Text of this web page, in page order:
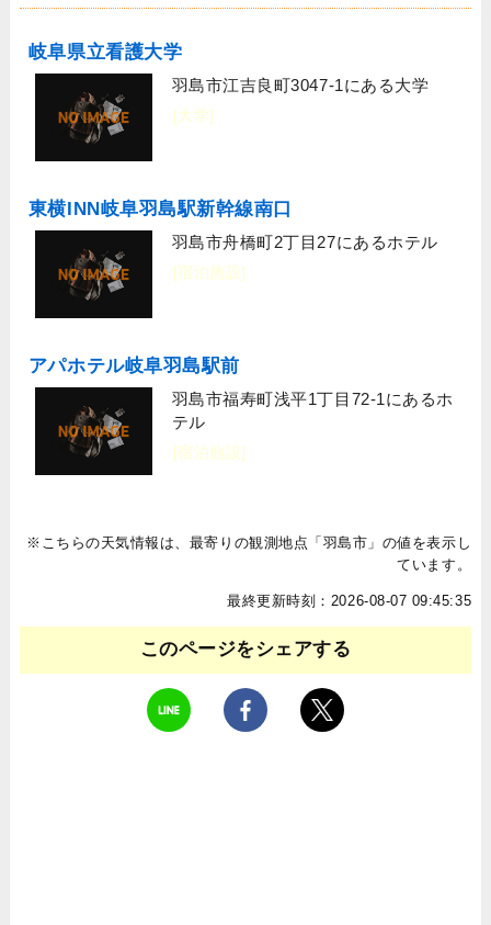
岐阜県立看護大学
羽島市江吉良町3047-1にある大学
[大学]
東横INN岐阜羽島駅新幹線南口
羽島市舟橋町2丁目27にあるホテル
[宿泊施設]
アパホテル岐阜羽島駅前
羽島市福寿町浅平1丁目72-1にあるホ
テル
[宿泊施設]
※こちらの天気情報は、最寄りの観測地点「羽島市」の値を表示し
ています。
最終更新時刻：2026-08-07 09:45:35
このページをシェアする